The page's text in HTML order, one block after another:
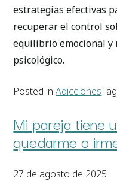
estrategias efectivas
recuperar el control
equilibrio emocional y
psicológico.
Posted inAdicciones
Mi pareja tiene
quedarme o
27 de agosto de 2025